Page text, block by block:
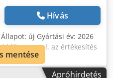
Hívás
Állapot: új Gyártási év: 2026
idő: azonnal, az értékesítés
Ár: 7950 €
db Lyukasztóerő: 47 tonna
Apróhirdetés
mentése